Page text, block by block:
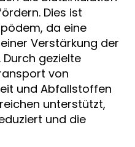
Dies ist
da eine
Verstärkung der
gezielte
von
und Abfallstoffen
unterstützt,
und die